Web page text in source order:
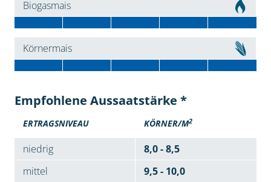
Biogasmais
Körnermais
Empfohlene Aussaatstärke *
ERTRAGSNIVEAU KÖRNER/M2
niedrig
8,0 - 8,5
mittel
9,5 - 10,0